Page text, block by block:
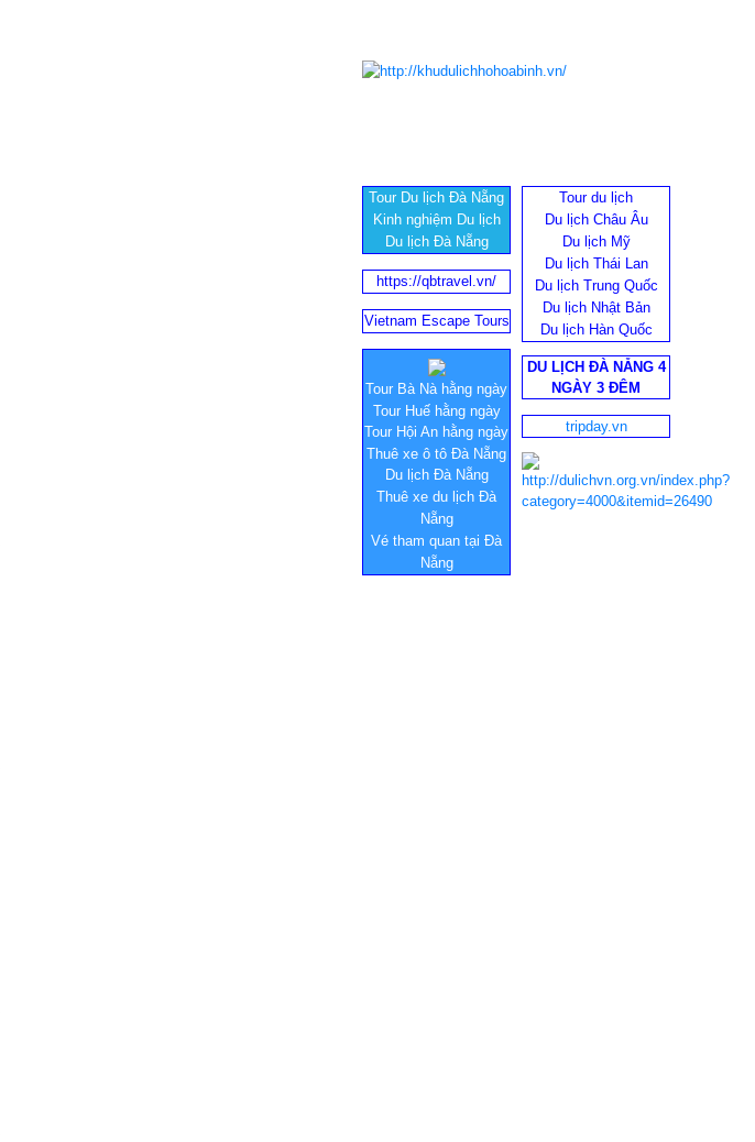
Tour Du lịch Đà Nẵng
Kinh nghiệm Du lịch
Du lịch Đà Nẵng
Tour du lịch
Du lịch Châu Âu
Du lịch Mỹ
Du lịch Thái Lan
Du lịch Trung Quốc
Du lịch Nhật Bản
Du lịch Hàn Quốc
https://qbtravel.vn/
Vietnam Escape Tours
Tour Bà Nà hằng ngày
Tour Huế hằng ngày
Tour Hội An hằng ngày
Thuê xe ô tô Đà Nẵng
Du lịch Đà Nẵng
Thuê xe du lịch Đà
Nẵng
Vé tham quan tại Đà
Nẵng
DU LỊCH ĐÀ NẴNG 4
NGÀY 3 ĐÊM
tripday.vn